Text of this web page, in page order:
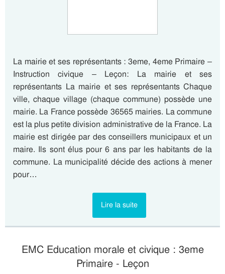
La mairie et ses représentants : 3eme, 4eme Primaire –
Instruction civique – Leçon: La mairie et ses
représentants La mairie et ses représentants Chaque
ville, chaque village (chaque commune) possède une
mairie. La France possède 36565 mairies. La commune
est la plus petite division administrative de la France. La
mairie est dirigée par des conseillers municipaux et un
maire. Ils sont élus pour 6 ans par les habitants de la
commune. La municipalité décide des actions à mener
pour…
Lire la suite
EMC Education morale et civique : 3eme
Primaire - Leçon